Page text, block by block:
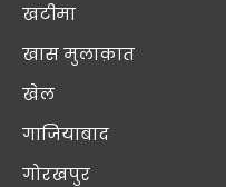
खटीमा
खास मुलाक़ात
खेल
गाजियाबाद
गोरखपुर